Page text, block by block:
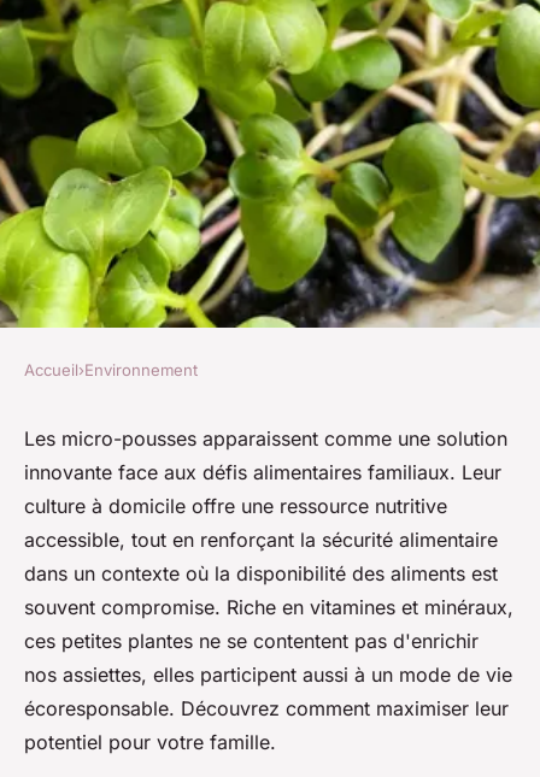
Micro pousses : la clé de la
survie alimentaire en famille
Alix•28 mars 2025•6 min de lecture
Accueil›Environnement
Les micro-pousses apparaissent comme une solution
innovante face aux défis alimentaires familiaux. Leur
culture à domicile offre une ressource nutritive
accessible, tout en renforçant la sécurité alimentaire
dans un contexte où la disponibilité des aliments est
souvent compromise. Riche en vitamines et minéraux,
ces petites plantes ne se contentent pas d'enrichir
nos assiettes, elles participent aussi à un mode de vie
écoresponsable. Découvrez comment maximiser leur
potentiel pour votre famille.